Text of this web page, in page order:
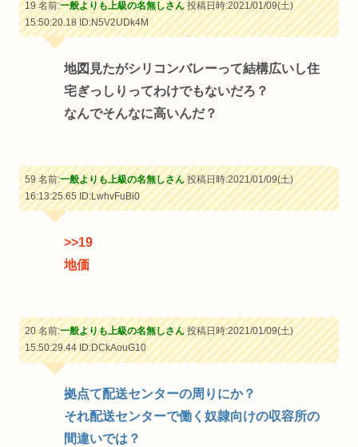
19 名前:一般よりも上級の名無しさん投稿日時:2021/01/09(土)
15:50:20.18ID:N5V2UDk4M
地図見たがシリコンバレーって結構広いし住
宅ぎっしりってわけでもないだろ？
なんでそんなに高いんだ？
59 名前:一般よりも上級の名無しさん投稿日時:2021/01/09(土)
16:13:25.65ID:LwhvFuBi0
>>19
地価
20 名前:一般よりも上級の名無しさん投稿日時:2021/01/09(土)
15:50:29.44ID:DCkAouG10
拠点て配送センターの周りにか？
それ配送センターで働く奴隷向けの収容所の
間違いでは？